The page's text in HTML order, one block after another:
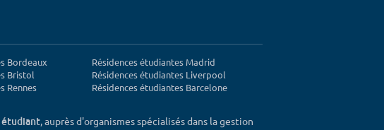
Bordeaux
Bristol
Rennes
Résidences étudiantes Madrid
Résidences étudiantes Liverpool
Résidences étudiantes Barcelone
, auprès d'organismes spécialisés dans la gestion